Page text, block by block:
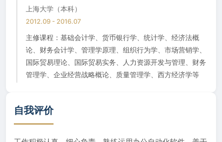
上海大学（本科）
2012.09 - 2016.07
主修课程：基础会计学、货币银行学、统计学、经济法概
论、财务会计学、管理学原理、组织行为学、市场营销学、
国际贸易理论、国际贸易实务、人力资源开发与管理、财务
管理学、企业经营战略概论、质量管理学、西方经济学等
自我评价